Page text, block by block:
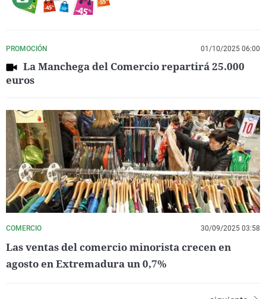
PROMOCIÓN 01/10/2025 06:00
La Manchega del Comercio repartirá 25.000
euros
COMERCIO 30/09/2025 03:58
Las ventas del comercio minorista crecen en
agosto en Extremadura un 0,7%